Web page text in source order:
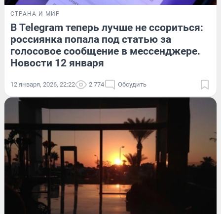
СТРАНА И МИР
В Telegram теперь лучше не ссориться:
россиянка попала под статью за
голосовое сообщение в мессенджере.
Новости 12 января
12 января, 2026, 22:22 2 774 Обсудить